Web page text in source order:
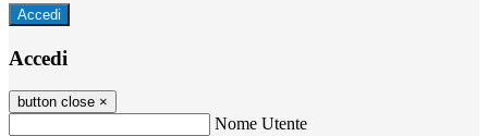
Accedi
Accedi
button close ×
Nome Utente